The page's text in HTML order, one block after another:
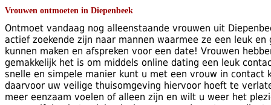
Vrouwen ontmoeten in Diepenbeek
Ontmoet vandaag nog alleenstaande vrouwen uit
actief zoekende zijn naar mannen waarmee ze een leuk
kunnen maken en afspreken voor een date! Vrouwen
gemakkelijk het is om middels online dating een leuk
snelle en simpele manier kunt u met een vrouw in contact
daarvoor uw veilige thuisomgeving hiervoor hoeft te
meer eenzaam voelen of alleen zijn en wilt u weer het